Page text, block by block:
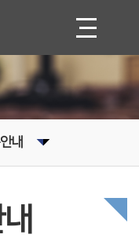
내